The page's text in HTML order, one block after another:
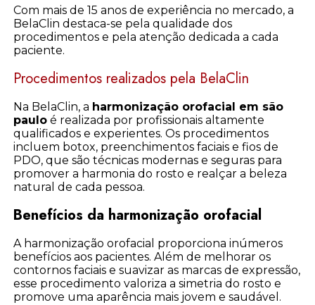
Com mais de 15 anos de experiência no mercado, a
BelaClin destaca-se pela qualidade dos
procedimentos e pela atenção dedicada a cada
paciente.
Procedimentos realizados pela BelaClin
Na BelaClin, a harmonização orofacial em são
paulo é realizada por profissionais altamente
qualificados e experientes. Os procedimentos
incluem botox, preenchimentos faciais e fios de
PDO, que são técnicas modernas e seguras para
promover a harmonia do rosto e realçar a beleza
natural de cada pessoa.
Benefícios da harmonização orofacial
A harmonização orofacial proporciona inúmeros
benefícios aos pacientes. Além de melhorar os
contornos faciais e suavizar as marcas de expressão,
esse procedimento valoriza a simetria do rosto e
promove uma aparência mais jovem e saudável.